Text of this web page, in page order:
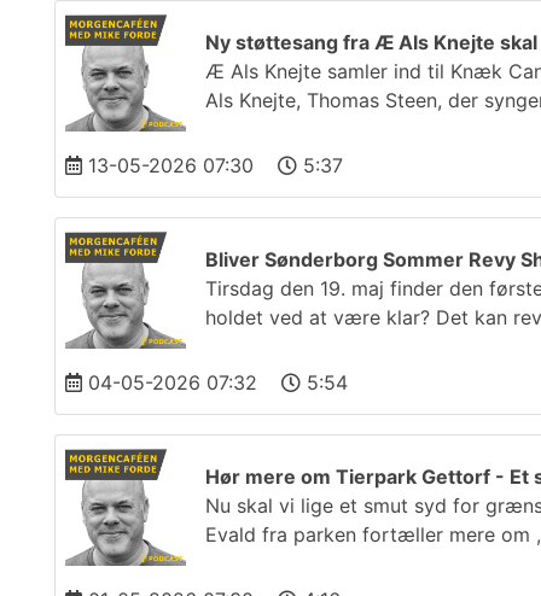
Ny støttesang fra Æ Als Knejte
Æ Als Knejte samler ind til Knæk
Als Knejte, Thomas Steen, der
13-05-2026 07:30 5:37
Bliver Sønderborg Sommer Revy
Tirsdag den 19. maj finder den
holdet ved at være klar? Det kan
04-05-2026 07:32 5:54
Hør mere om Tierpark Gettorf - Et
Nu skal vi lige et smut syd for
Evald fra parken fortæller mere om